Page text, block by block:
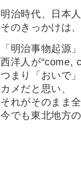
明治時代、日本
そのきっかけは
「明治事物起源
西洋人が“come,
つまり「おいで
カメだと思い、
それがそのまま
今でも東北地方